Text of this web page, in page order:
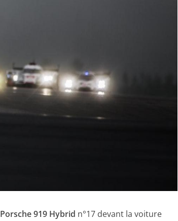
Porsche 919 Hybrid n°17 devant la voiture